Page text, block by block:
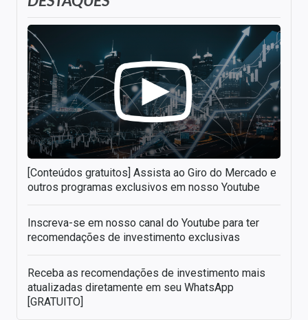
[Conteúdos gratuitos] Assista ao Giro do Mercado e
outros programas exclusivos em nosso Youtube
Inscreva-se em nosso canal do Youtube para ter
recomendações de investimento exclusivas
Receba as recomendações de investimento mais
atualizadas diretamente em seu WhatsApp
[GRATUITO]